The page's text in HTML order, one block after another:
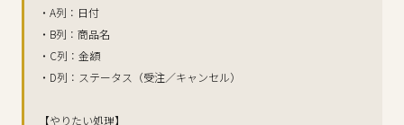
・A列：日付
・B列：商品名
・C列：金額
・D列：ステータス（受注／キャンセル）
【やりたい処理】